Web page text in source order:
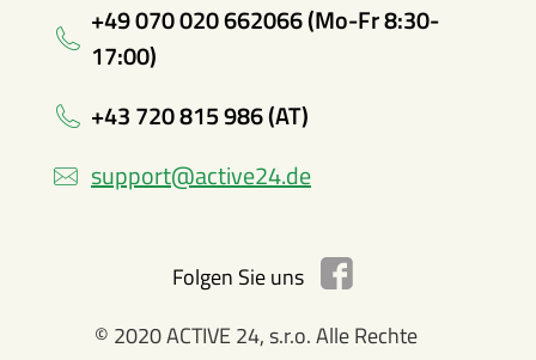
+49 070 020 662066 (Mo-Fr 8:30-
17:00)
+43 720 815 986 (AT)
support@active24.de
Folgen Sie uns
© 2020 ACTIVE 24, s.r.o. Alle Rechte